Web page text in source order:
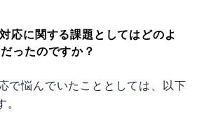
応に関する課題としてはどのよ
ったのですか？
で悩んでいたこととしては、以下